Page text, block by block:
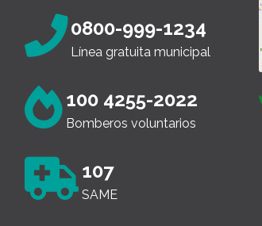
0800-999-1234
Línea gratuita municipal
100 4255-2022
Bomberos voluntarios
107
SAME